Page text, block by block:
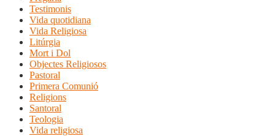
Testimonis
Vida quotidiana
Vida Religiosa
Litúrgia
Mort i Dol
Objectes Religiosos
Pastoral
Primera Comunió
Religions
Santoral
Teologia
Vida religiosa